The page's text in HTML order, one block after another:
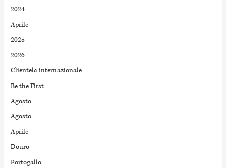
2024
Aprile
2025
2026
Clientela internazionale
Be the First
Agosto
Agosto
Aprile
Douro
Portogallo